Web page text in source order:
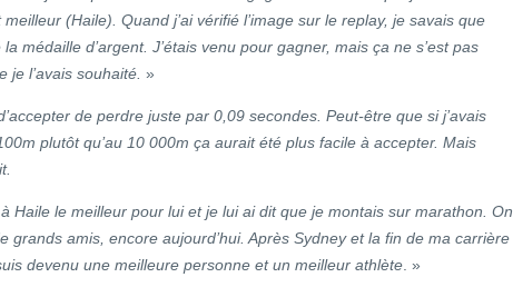
(Haile). Quand j’ai vérifié l’image sur le replay, je savais que
la médaille d’argent. J’étais venu pour gagner, mais ça ne s’est pas
je l’avais souhaité. »
de perdre juste par 0,09 secondes. Peut-être que si j’avais
plutôt qu’au 10 000m ça aurait été plus facile à accepter. Mais
à Haile le meilleur pour lui et je lui ai dit que je montais sur marathon. On
grands amis, encore aujourd’hui. Après Sydney et la fin de ma carrière
devenu une meilleure personne et un meilleur athlète . »